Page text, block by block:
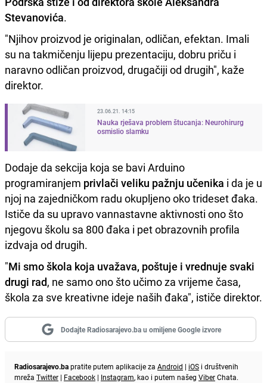
Stevanovića.
"Njihov proizvod je originalan, odličan, efektan. Imali
su na takmičenju lijepu prezentaciju, dobru priču i
naravno odličan proizvod, drugačiji od drugih", kaže
direktor.
23.06.21. 14:15
Nauka rješava problem štucanja: Neurohirurg
osmislio slamku
Dodaje da sekcija koja se bavi Arduino
programiranjem privlači veliku pažnju učenika i da je u
njoj na zajedničkom radu okupljeno oko trideset đaka.
Ističe da su upravo vannastavne aktivnosti ono što
njegovu školu sa 800 đaka i pet obrazovnih profila
izdvaja od drugih.
"Mi smo škola koja uvažava, poštuje i vrednuje svaki
drugi rad, ne samo ono što učimo za vrijeme časa,
škola za sve kreativne ideje naših đaka", ističe direktor.
Dodajte Radiosarajevo.ba u omiljene Google izvore
Radiosarajevo.bapratite putem aplikacije za Android | iOS i društvenih
mreža Twitter | Facebook | Instagram, kao i putem našeg ViberChata.